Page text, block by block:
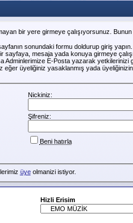
bir yere girmeye çalışıyorsunuz. Bunun
sonundaki formu doldurup giriş yapın.
sayfaya, mesaja yada konuya girmeye
Adminlerimize E-Posta yazarak yetkilerinizi
eğer üyeliğiniz yasaklanmış yada
Nickiniz:
Şifreniz:
Beni hatırla
üyeolmanizi istiyor.
Hizli Erisim